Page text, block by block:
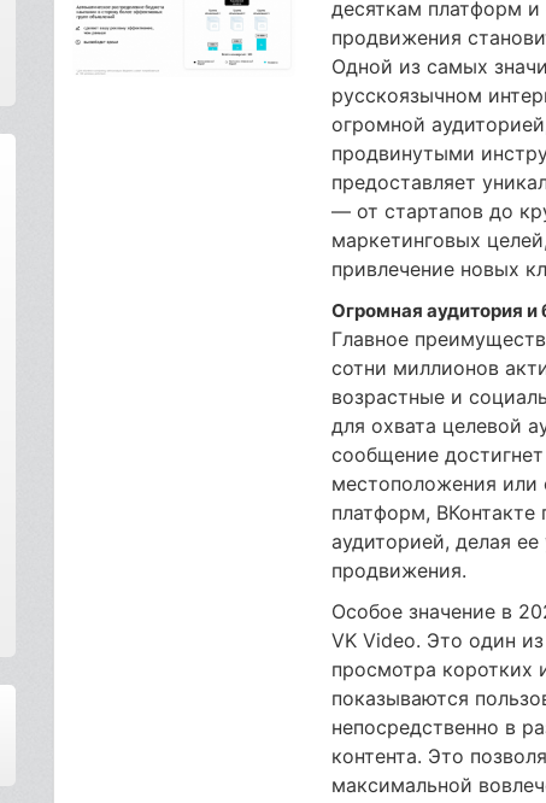
десяткам платформ и
продвижения
Одной из самых
русскоязычном
огромной
продвинутыми
предоставляет
— от стартапов до
маркетинговых
привлечение новых
Огромная аудитория
Главное
сотни миллионов
возрастные и
для охвата целевой
сообщение
местоположения или
платформ, ВКонтакте
аудиторией, делая
продвижения.
Особое значение в
VK Video. Это один
просмотра коротких
показываются
непосредственно в
контента. Это
максимальной